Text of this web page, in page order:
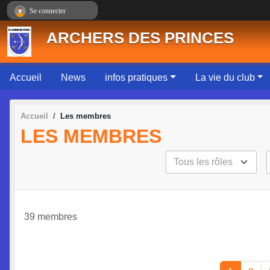
ARCHERS DES PRINCES
Accueil News infos pratiques La vie du club
Accueil Les membres
LES MEMBRES
39 membres
Se connecter
Panneau de gestion des cookies